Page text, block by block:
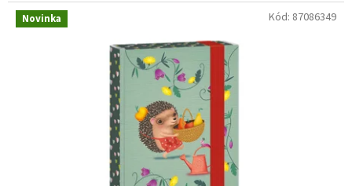
Novinka Kód: 87086349